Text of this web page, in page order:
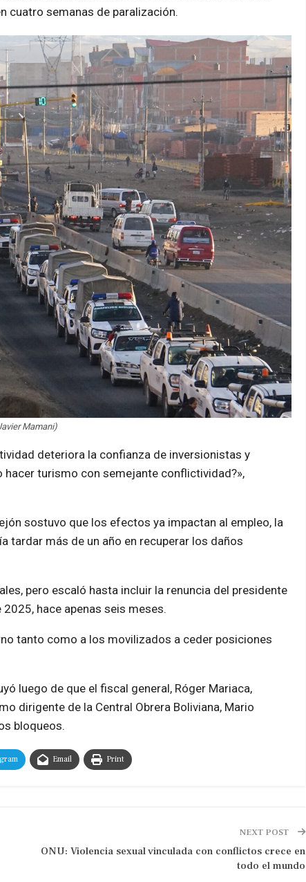
cuatro semanas de paralización.
Mamani)
deteriora la confianza de inversionistas y
hacer turismo con semejante conflictividad?»,
sostuvo que los efectos ya impactan al empleo, la
tardar más de un año en recuperar los daños
pero escaló hasta incluir la renuncia del presidente
hace apenas seis meses.
tanto como a los movilizados a ceder posiciones
luego de que el fiscal general, Róger Mariaca,
dirigente de la Central Obrera Boliviana, Mario
bloqueos.
Email Print
NEXT POST
ONU: Violencia sexual vinculada con conflictos crece en
todo el mundo